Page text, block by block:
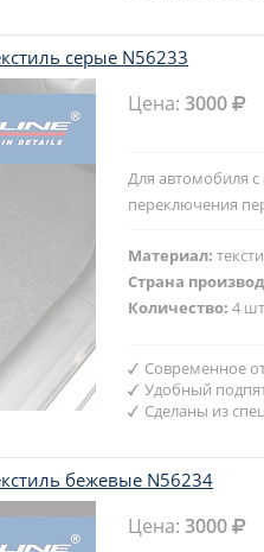
серые N56233
Цена:3000
Для автомобиля
переключения
Материал:
Страна
Количество:4
Современное
Удобный
Сделаны из
бежевые N56234
Цена:3000